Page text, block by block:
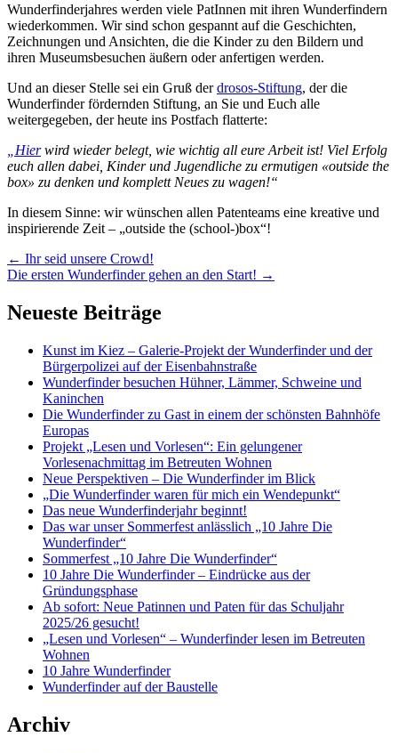
Wunderfinderjahres werden viele PatInnen mit ihren Wunderfindern
wiederkommen. Wir sind schon gespannt auf die Geschichten,
Zeichnungen und Ansichten, die die Kinder zu den Bildern und
ihren Museumsbesuchen äußern oder anfertigen werden.
Und an dieser Stelle sei ein Gruß derdrosos-Stiftung, der die
Wunderfinder fördernden Stiftung, an Sie und Euch alle
weitergegeben, der heute ins Postfach flatterte:
„Hierwird wieder belegt, wie wichtig all eure Arbeit ist! Viel Erfolg
euch allen dabei, Kinder und Jugendliche zu ermutigen «outside the
box» zu denken und komplett Neues zu wagen!“
In diesem Sinne: wir wünschen allen Patenteams eine kreative und
inspirierende Zeit – „outside the (school-)box“!
Artikel-
Navigation
← Ihr seid unsere Crowd!
Die ersten Wunderfinder gehen an den Start! →
Neueste Beiträge
Kunst im Kiez – Galerie-Projekt der Wunderfinder und der
Bürgerpolizei auf der Eisenbahnstraße
Wunderfinder besuchen Hühner, Lämmer, Schweine und
Kaninchen
Die Wunderfinder zu Gast in einem der schönsten Bahnhöfe
Europas
Projekt „Lesen und Vorlesen“: Ein gelungener
Vorlesenachmittag im Betreuten Wohnen
Neue Perspektiven – Die Wunderfinder im Blick
„Die Wunderfinder waren für mich ein Wendepunkt“
Das neue Wunderfinderjahr beginnt!
Das war unser Sommerfest anlässlich „10 Jahre Die
Wunderfinder“
Sommerfest „10 Jahre Die Wunderfinder“
10 Jahre Die Wunderfinder – Eindrücke aus der
Gründungsphase
Ab sofort: Neue Patinnen und Paten für das Schuljahr
2025/26 gesucht!
„Lesen und Vorlesen“ – Wunderfinder lesen im Betreuten
Wohnen
10 Jahre Wunderfinder
Wunderfinder auf der Baustelle
Archiv